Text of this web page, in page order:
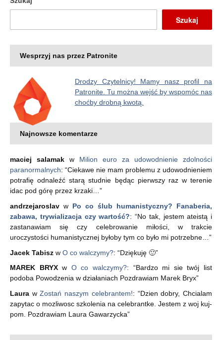
Szukaj
Wesprzyj nas przez Patronite
Drodzy Czytelnicy! Mamy nasz profil na
Patronite. Tu można wejść by wspomóc nas
choćby drobną kwotą.
Najnowsze komentarze
maciej salamak w Milion euro za udowodnienie zdolności
paranormalnych: “Ciekawe nie mam problemu z udowodnieniem
potrafię odnaleźć starą studnie będąc pierwszy raz w terenie
idac pod górę przez krzaki… ”
andrzejaroslav w Po co ślub humanistyczny? Fanaberia,
zabawa, trywializacja czy wartość?: “No tak, jestem ateistą i
zastanawiam się czy celebrowanie miłości, w trakcie
uroczystości humanistycznej byłoby tym co było mi potrzebne… ”
Jacek Tabisz w O co walczymy?: “Dziękuję 🙂”
MAREK BRYXw O co walczymy?: “Bardzo mi sie twój list
podoba Powodzenia w działaniach Pozdrawiam Marek Bryx”
Laura wZostań naszym celebrantem!: “Dzien dobry, Chcialam
zapytac o mozliwosc szkolenia na celebrantke. Jestem z woj kuj-
pom. Pozdrawiam Laura Gawarzycka”